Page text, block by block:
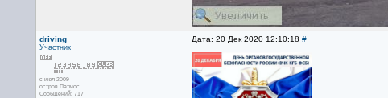
driving
Участник
с июл 2009
остров Патмос
Сообщений: 717
Дата: 20 Дек 2020 12:10:18 #